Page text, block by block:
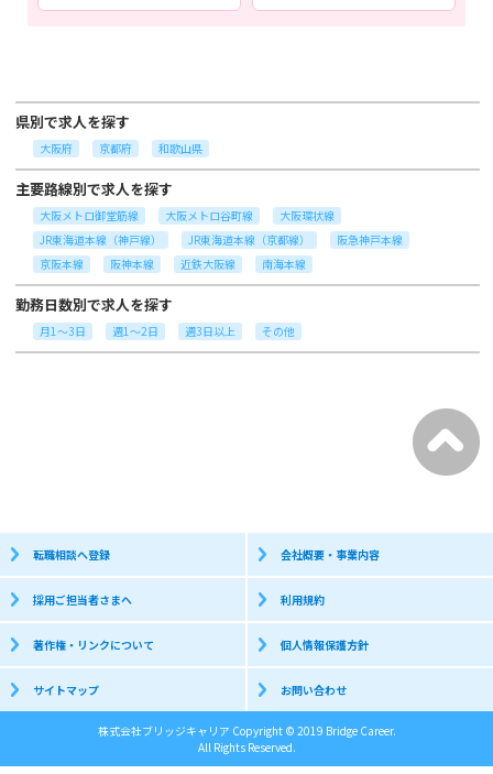
県別で求人を探す
大阪府 京都府 和歌山県
主要路線別で求人を探す
大阪メトロ御堂筋線 大阪メトロ谷町線
大阪環状線
JR東海道本線（神戸線）
JR東海道本線（京都線）
阪急神戸本線
京阪本線
阪神本線 近鉄大阪線 南海本線
勤務日数別で求人を探す
月1～3日 週1～2日 週3日以上 その他
転職相談へ登録 会社概要・事業内容
採用ご担当者さまへ 利用規約
著作権・リンクについて 個人情報保護方針
サイトマップ お問い合わせ
株式会社ブリッジキャリア Copyright © 2019 Bridge Career.
All Rights Reserved.